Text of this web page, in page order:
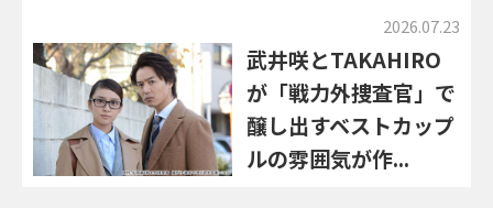
2026.07.23
武井咲とTAKAHIRO
が「戦力外捜査官」で
醸し出すベストカップ
ルの雰囲気が作...